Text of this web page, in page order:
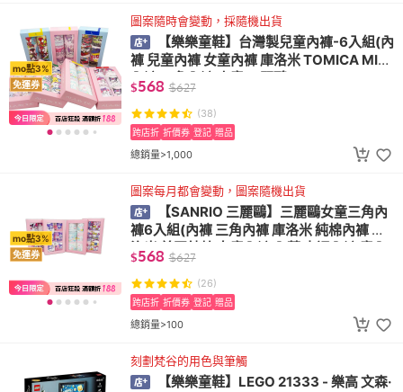
mo點3%
免運券
圖案隨時會變動，採隨機出貨
【樂樂童鞋】台灣製兒童內褲-6入組(內
褲 兒童內褲 女童內褲 庫洛米 TOMICA MIT
內褲 三角內褲 小童 三麗鷗)
$568 $627
(38)
總銷量>1,000
跨店折 折價券 登記 贈品
mo點3%
免運券
圖案每月都會變動，圖案隨機出貨
【SANRIO 三麗鷗】三麗鷗女童三角內
褲6入組(內褲 三角內褲 庫洛米 純棉內褲 酷
洛米 美國純棉 女童內褲 內著 卡通內褲 童內
褲)
$568 $627
(26)
總銷量>100
跨店折 折價券 登記 贈品
刻劃梵谷的用色與筆觸
【樂樂童鞋】LEGO 21333 - 樂高 文森·